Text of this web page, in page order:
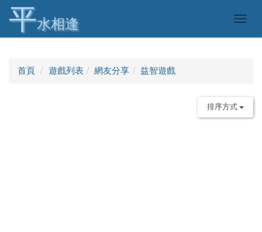
平水相逢
首頁 遊戲列表 網友分享 益智遊戲
排序方式